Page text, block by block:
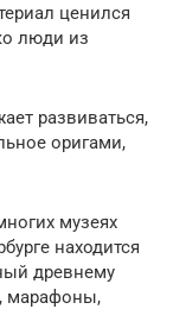
ценился
люди из
развиваться,
оригами,
музеях
находится
древнему
марафоны,